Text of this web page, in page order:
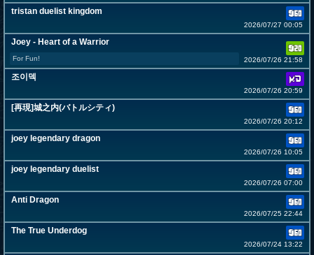
tristan duelist kingdom
2026/07/27 00:05
Joey - Heart of a Warrior
For Fun! 2026/07/26 21:58
조이덱
2026/07/26 20:59
[再現]城之内(バトルシティ)
2026/07/26 20:12
joey legendary dragon
2026/07/26 10:05
joey legendary duelist
2026/07/26 07:00
Anti Dragon
2026/07/25 22:44
The True Underdog
2026/07/24 13:22